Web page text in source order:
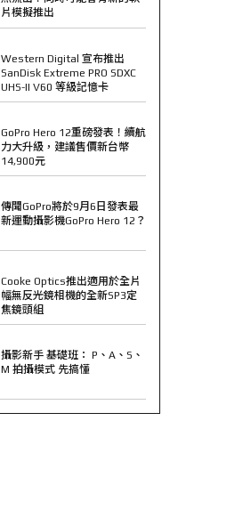
片模擬推出
Western Digital 宣布推出
SanDisk Extreme PRO SDXC
UHS-II V60 等級記憶卡
GoPro Hero 12重磅發表！續航
力大升級，建議售價新台幣
14,900元
傳聞GoPro將於9月6日發表最
新運動攝影機GoPro Hero 12？
Cooke Optics推出適用於全片
幅無反光鏡相機的全新SP3定
焦鏡頭組
攝影新手 基礎班： P、A、S、
M 拍攝模式 先搞懂